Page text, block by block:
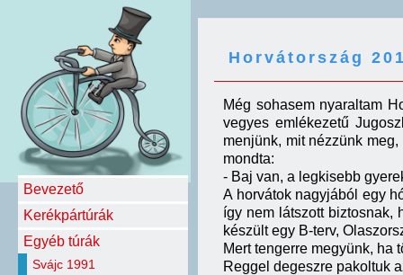
Bevezető
Kerékpártúrák
Egyéb túrák
Svájc 1991
Horvátország
Még sohasem nyaraltam
vegyes emlékezetű
menjünk, mit nézzünk
mondta:
- Baj van, a legkisebb
A horvátok nagyjából egy
így nem látszott biztosnak,
készült egy B-terv,
Mert tengerre megyünk, ha
Reggel degeszre pakoltuk